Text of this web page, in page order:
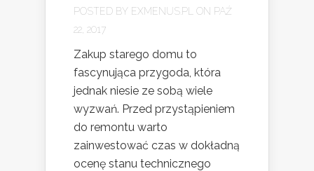
POSTED BY EXMENUS.PL
ON PAŹ
22, 2017
Zakup starego domu to
fascynująca przygoda, która
jednak niesie ze sobą wiele
wyzwań. Przed przystąpieniem
do remontu warto
zainwestować czas w dokładną
ocenę stanu technicznego